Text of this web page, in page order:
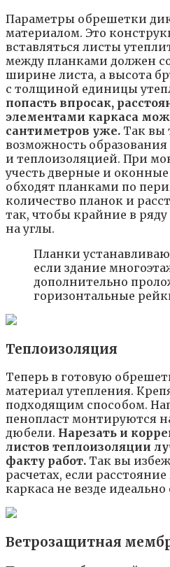
Параметры обрешетки
материалом. Это
вставляться листы
между планками должен
ширине листа, а высота
с толщиной единицы
попасть впросак,
элементами каркаса
сантиметров уже. Так вы
возможность
и теплоизоляцией. При
учесть дверные и
обходят планками по
количество планок и
так, чтобы крайние в
на углы.
Планки
если здание
дополнительно
горизонтальные
Теплоизоляция
Теперь в готовую
материал утепления.
подходящим способом.
пенопласт монтируются
дюбели. Нарезать и
листов теплоизоляции
факту работ. Так вы
расчетах, если
каркаса не везде
Ветрозащитная